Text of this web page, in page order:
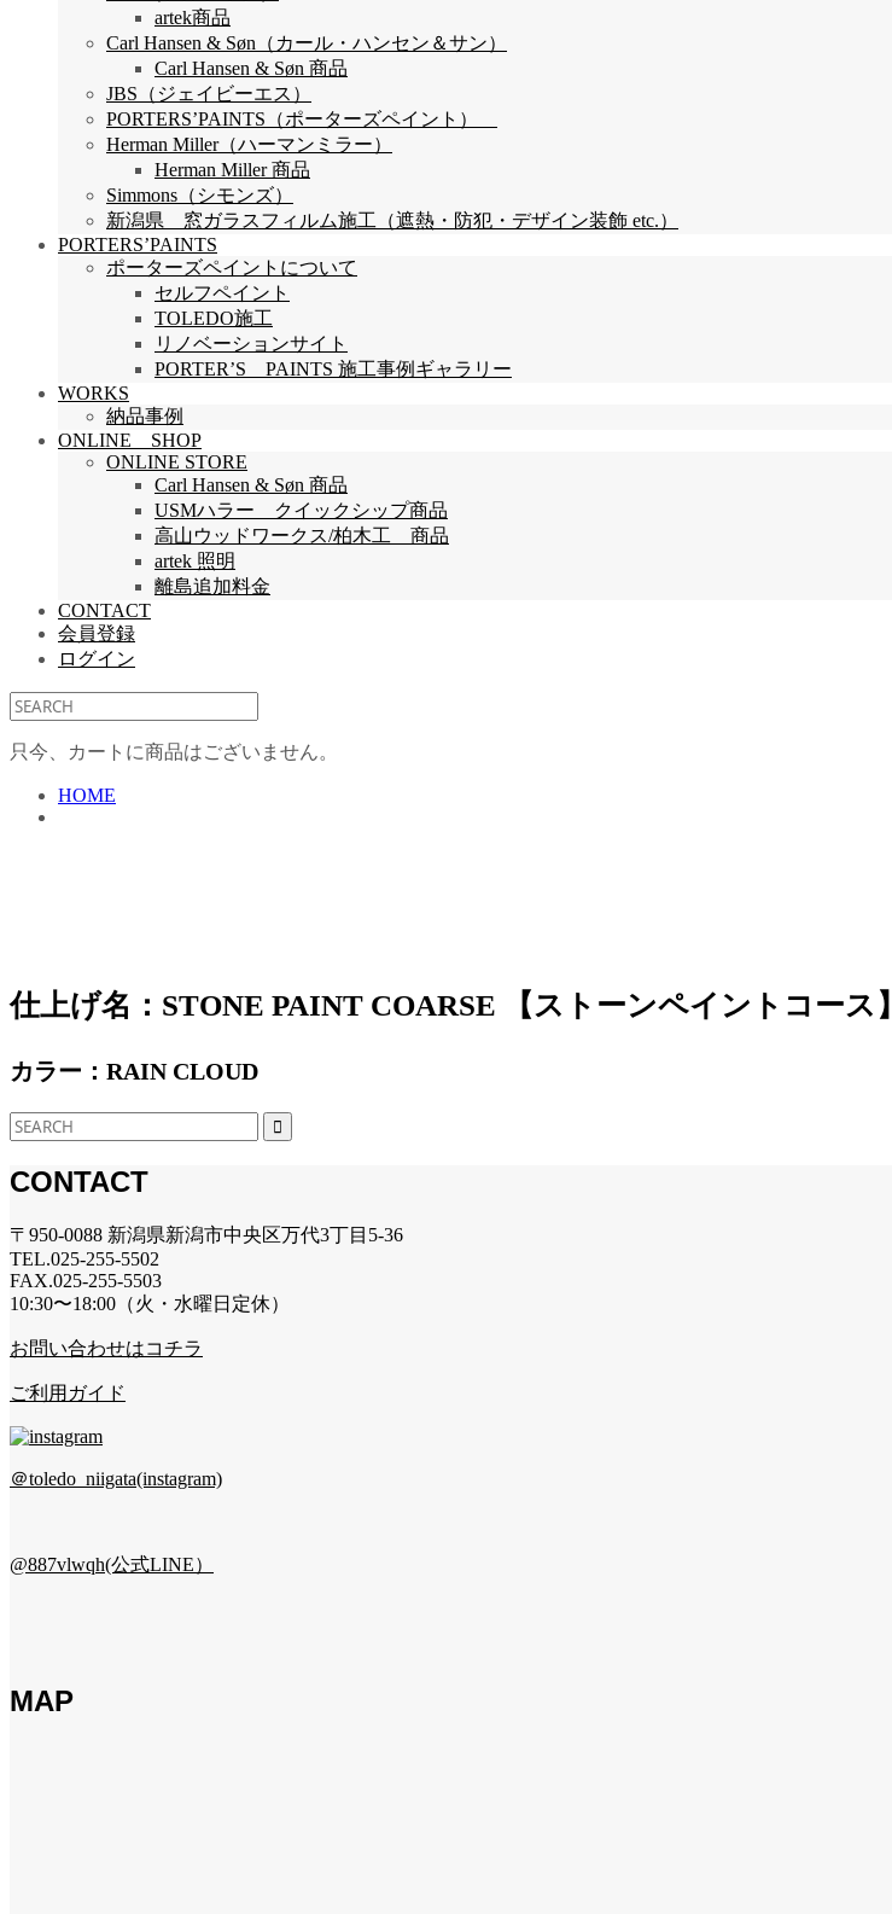
artek商品
Carl Hansen & Søn（カール・ハンセン＆サン）
Carl Hansen & Søn 商品
JBS（ジェイビーエス）
PORTERS’PAINTS（ポーターズペイント）
Herman Miller（ハーマンミラー）
Herman Miller 商品
Simmons（シモンズ）
新潟県 窓ガラスフィルム施工（遮熱・防犯・デザイン装飾 etc.）
PORTERS’PAINTS
ポーターズペイントについて
セルフペイント
TOLEDO施工
リノベーションサイト
PORTER’S PAINTS 施工事例ギャラリー
WORKS
納品事例
ONLINE SHOP
ONLINE STORE
Carl Hansen & Søn 商品
USMハラー クイックシップ商品
高山ウッドワークス/柏木工 商品
artek 照明
離島追加料金
CONTACT
会員登録
ログイン
只今、カートに商品はございません。
HOME
仕上げ名：STONE PAINT COARSE 【ストーンペイントコース】
カラー：RAIN CLOUD
CONTACT
〒950-0088 新潟県新潟市中央区万代3丁目5-36
TEL.025-255-5502
FAX.025-255-5503
10:30〜18:00（火・水曜日定休）
お問い合わせはコチラ
ご利用ガイド
＠toledo_niigata(instagram)
@887vlwqh(公式LINE）
MAP